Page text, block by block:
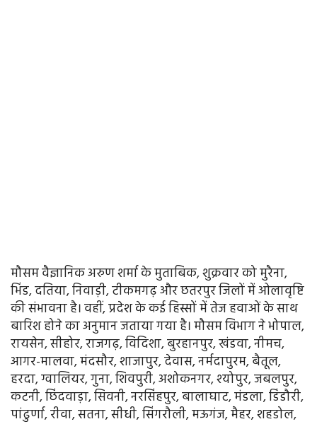
मौसम वैज्ञानिक अरुण शर्मा के मुताबिक, शुक्रवार को मुरैना,
भिंड, दतिया, निवाड़ी, टीकमगढ़ और छतरपुर जिलों में ओलावृष्टि
की संभावना है। वहीं, प्रदेश के कई हिस्सों में तेज हवाओं के साथ
बारिश होने का अनुमान जताया गया है। मौसम विभाग ने भोपाल,
रायसेन, सीहोर, राजगढ़, विदिशा, बुरहानपुर, खंडवा, नीमच,
आगर-मालवा, मंदसौर, शाजापुर, देवास, नर्मदापुरम, बैतूल,
हरदा, ग्वालियर, गुना, शिवपुरी, अशोकनगर, श्योपुर, जबलपुर,
कटनी, छिंदवाड़ा, सिवनी, नरसिंहपुर, बालाघाट, मंडला, डिंडौरी,
पांढुर्णा, रीवा, सतना, सीधी, सिंगरौली, मऊगंज, मैहर, शहडोल,